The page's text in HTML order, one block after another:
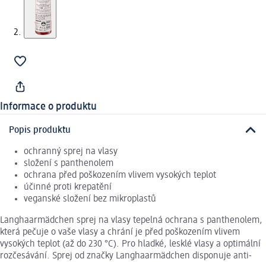
Informace o produktu
Popis produktu
ochranný sprej na vlasy
složení s panthenolem
ochrana před poškozením vlivem vysokých teplot
účinné proti krepatění
veganské složení bez mikroplastů
Langhaarmädchen sprej na vlasy tepelná ochrana s panthenolem,
která pečuje o vaše vlasy a chrání je před poškozením vlivem
vysokých teplot (až do 230 °C). Pro hladké, lesklé vlasy a optimální
rozčesávání. Sprej od značky Langhaarmädchen disponuje anti-